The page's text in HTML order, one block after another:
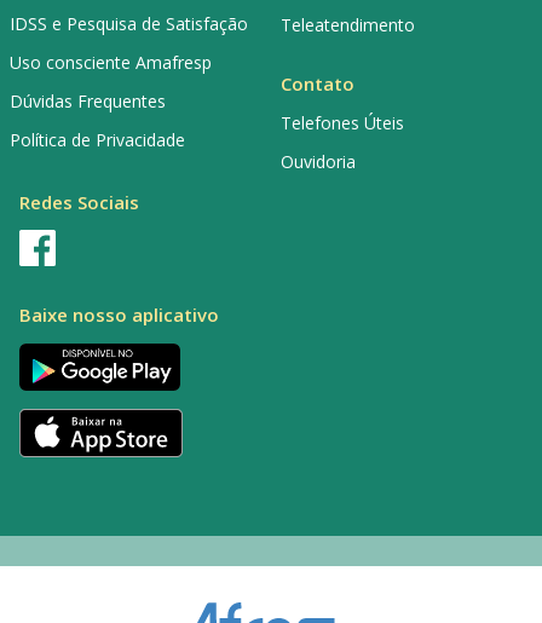
IDSS e Pesquisa de Satisfação
Uso consciente Amafresp
Dúvidas Frequentes
Política de Privacidade
Teleatendimento
Contato
Telefones Úteis
Ouvidoria
Redes Sociais
Baixe nosso aplicativo